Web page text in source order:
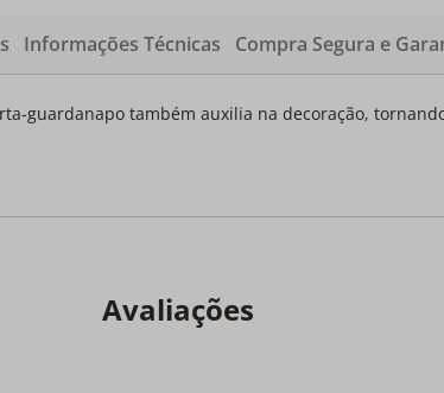
Informações Técnicas Compra Segura e
guardanapo também auxilia na decoração,
Avaliações